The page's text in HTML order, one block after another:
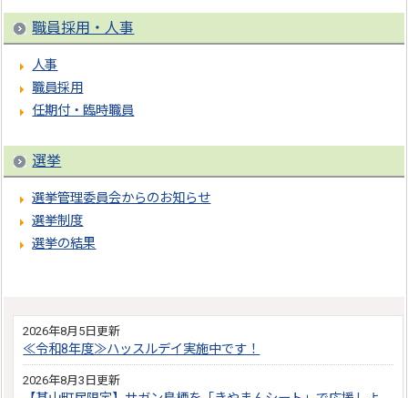
職員採用・人事
人事
職員採用
任期付・臨時職員
選挙
選挙管理委員会からのお知らせ
選挙制度
選挙の結果
2026年8月5日更新
≪令和8年度≫ハッスルデイ実施中です！
2026年8月3日更新